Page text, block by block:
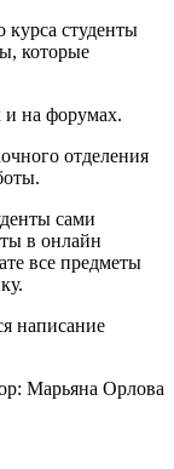
студенты
которые
и на форумах.
отделения
сами
в онлайн
все предметы
написание
Марьяна Орлова